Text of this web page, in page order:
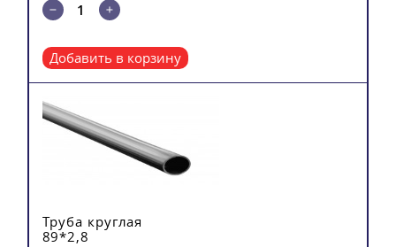
Добавить в корзину
Труба круглая
89*2,8